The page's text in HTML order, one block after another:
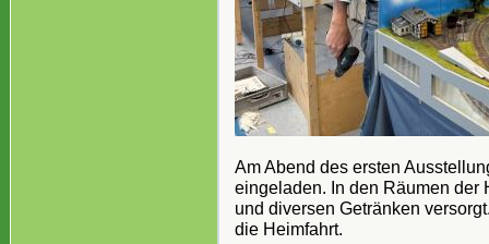
Am Abend des ersten
eingeladen. In den Räumen der
und diversen Getränken
die Heimfahrt.